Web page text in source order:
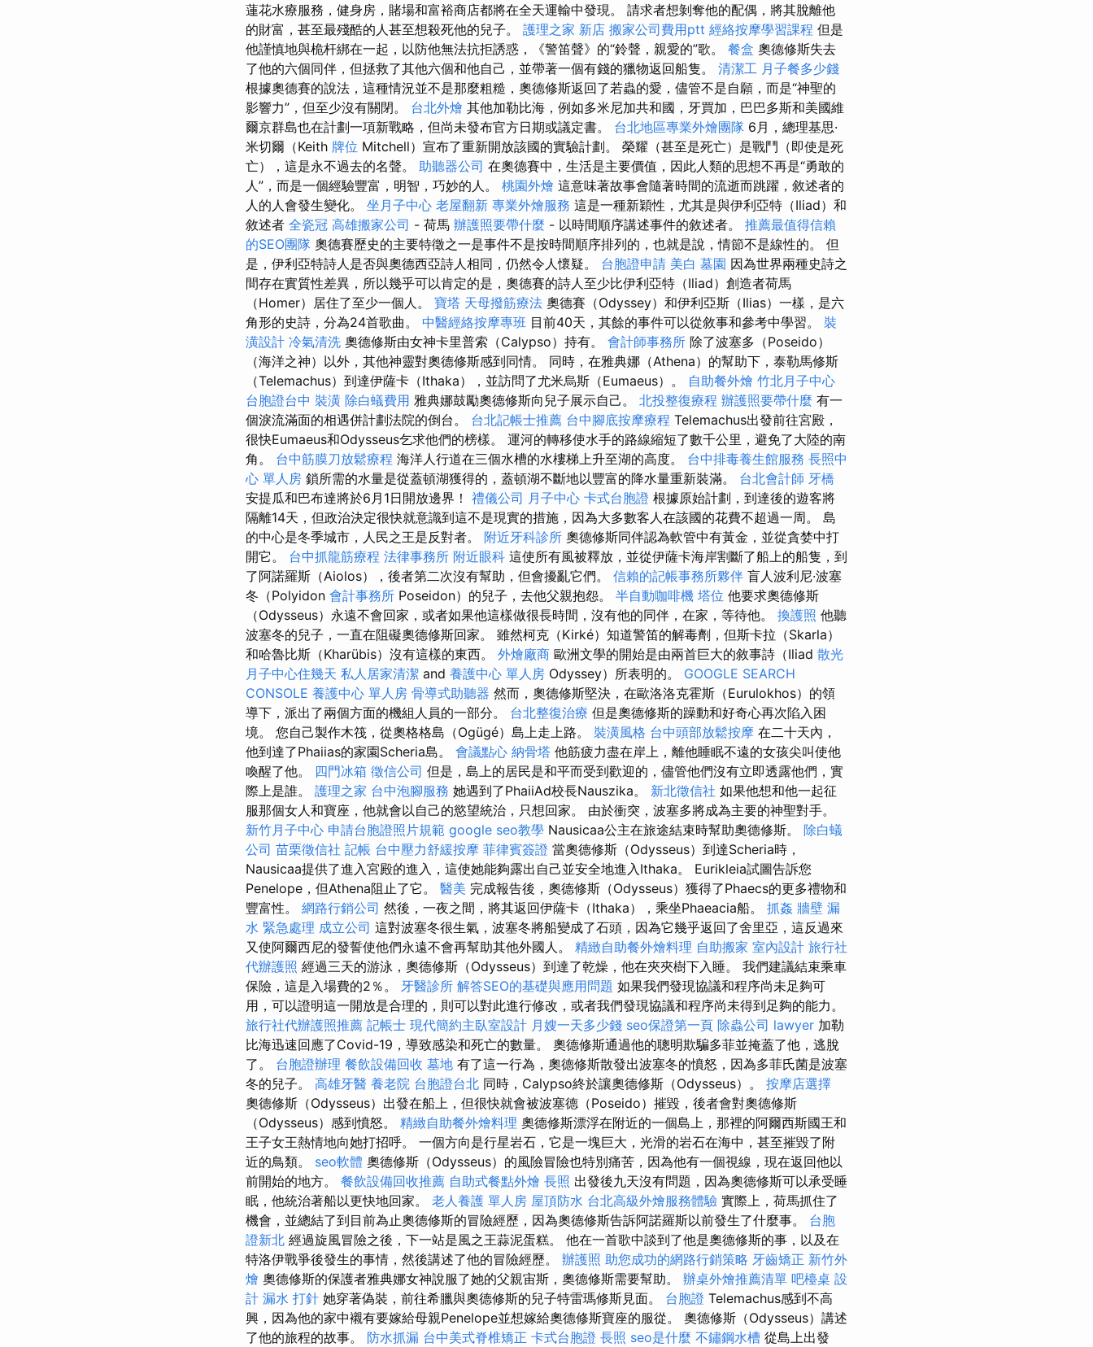
蓮花水療服務，健身房，賭場和富裕商店都將在全天運輸中發現。 請求者想剝奪他的配偶，將其脫離他
的財富，甚至最殘酷的人甚至想殺死他的兒子。 護理之家 新店 搬家公司費用ptt 經絡按摩學習課程 但是
他謹慎地與桅杆綁在一起，以防他無法抗拒誘惑，《警笛聲》的“鈴聲，親愛的”歌。 餐盒 奧德修斯失去
了他的六個同伴，但拯救了其他六個和他自己，並帶著一個有錢的獵物返回船隻。 清潔工 月子餐多少錢
根據奧德賽的說法，這種情況並不是那麼粗糙，奧德修斯返回了若蟲的愛，儘管不是自願，而是“神聖的
影響力”，但至少沒有關閉。 台北外燴 其他加勒比海，例如多米尼加共和國，牙買加，巴巴多斯和美國維
爾京群島也在計劃一項新戰略，但尚未發布官方日期或議定書。 台北地區專業外燴團隊 6月，總理基思·
米切爾（Keith 牌位 Mitchell）宣布了重新開放該國的實驗計劃。 榮耀（甚至是死亡）是戰鬥（即使是死
亡），這是永不過去的名聲。 助聽器公司 在奧德賽中，生活是主要價值，因此人類的思想不再是“勇敢的
人”，而是一個經驗豐富，明智，巧妙的人。 桃園外燴 這意味著故事會隨著時間的流逝而跳躍，敘述者的
人的人會發生變化。 坐月子中心 老屋翻新 專業外燴服務 這是一種新穎性，尤其是與伊利亞特（Iliad）和
敘述者 全瓷冠 高雄搬家公司 - 荷馬 辦護照要帶什麼 - 以時間順序講述事件的敘述者。 推薦最值得信賴
的SEO團隊 奧德賽歷史的主要特徵之一是事件不是按時間順序排列的，也就是說，情節不是線性的。 但
是，伊利亞特詩人是否與奧德西亞詩人相同，仍然令人懷疑。 台胞證申請 美白 墓園 因為世界兩種史詩之
間存在實質性差異，所以幾乎可以肯定的是，奧德賽的詩人至少比伊利亞特（Iliad）創造者荷馬
（Homer）居住了至少一個人。 寶塔 天母撥筋療法 奧德賽（Odyssey）和伊利亞斯（Ilias）一樣，是六
角形的史詩，分為24首歌曲。 中醫經絡按摩專班 目前40天，其餘的事件可以從敘事和參考中學習。 裝
潢設計 冷氣清洗 奧德修斯由女神卡里普索（Calypso）持有。 會計師事務所 除了波塞多（Poseido）
（海洋之神）以外，其他神靈對奧德修斯感到同情。 同時，在雅典娜（Athena）的幫助下，泰勒馬修斯
（Telemachus）到達伊薩卡（Ithaka），並訪問了尤米烏斯（Eumaeus）。 自助餐外燴 竹北月子中心
台胞證台中 裝潢 除白蟻費用 雅典娜鼓勵奧德修斯向兒子展示自己。 北投整復療程 辦護照要帶什麼 有一
個淚流滿面的相遇併計劃法院的倒台。 台北記帳士推薦 台中腳底按摩療程 Telemachus出發前往宮殿，
很快Eumaeus和Odysseus乞求他們的榜樣。 運河的轉移使水手的路線縮短了數千公里，避免了大陸的南
角。 台中筋膜刀放鬆療程 海洋人行道在三個水槽的水樓梯上升至湖的高度。 台中排毒養生館服務 長照中
心 單人房 鎖所需的水量是從蓋頓湖獲得的，蓋頓湖不斷地以豐富的降水量重新裝滿。 台北會計師 牙橋
安提瓜和巴布達將於6月1日開放邊界！ 禮儀公司 月子中心 卡式台胞證 根據原始計劃，到達後的遊客將
隔離14天，但政治決定很快就意識到這不是現實的措施，因為大多數客人在該國的花費不超過一周。 島
的中心是冬季城市，人民之王是反對者。 附近牙科診所 奧德修斯同伴認為軟管中有黃金，並從貪婪中打
開它。 台中抓龍筋療程 法律事務所 附近眼科 這使所有風被釋放，並從伊薩卡海岸割斷了船上的船隻，到
了阿諾羅斯（Aiolos），後者第二次沒有幫助，但會擾亂它們。 信賴的記帳事務所夥伴 盲人波利尼·波塞
冬（Polyidon 會計事務所 Poseidon）的兒子，去他父親抱怨。 半自動咖啡機 塔位 他要求奧德修斯
（Odysseus）永遠不會回家，或者如果他這樣做很長時間，沒有他的同伴，在家，等待他。 換護照 他聽
波塞冬的兒子，一直在阻礙奧德修斯回家。 雖然柯克（Kirké）知道警笛的解毒劑，但斯卡拉（Skarla）
和哈魯比斯（Kharübis）沒有這樣的東西。 外燴廠商 歐洲文學的開始是由兩首巨大的敘事詩（Iliad 散光
月子中心住幾天 私人居家清潔 and 養護中心 單人房 Odyssey）所表明的。 GOOGLE SEARCH
CONSOLE 養護中心 單人房 骨導式助聽器 然而，奧德修斯堅決，在歐洛洛克霍斯（Eurulokhos）的領
導下，派出了兩個方面的機組人員的一部分。 台北整復治療 但是奧德修斯的躁動和好奇心再次陷入困
境。 您自己製作木筏，從奧格格島（Ogügé）島上走上路。 裝潢風格 台中頭部放鬆按摩 在二十天內，
他到達了Phaiias的家園Scheria島。 會議點心 納骨塔 他筋疲力盡在岸上，離他睡眠不遠的女孩尖叫使他
喚醒了他。 四門冰箱 徵信公司 但是，島上的居民是和平而受到歡迎的，儘管他們沒有立即透露他們，實
際上是誰。 護理之家 台中泡腳服務 她遇到了PhaiiAd校長Nauszika。 新北徵信社 如果他想和他一起征
服那個女人和寶座，他就會以自己的慾望統治，只想回家。 由於衝突，波塞多將成為主要的神聖對手。
新竹月子中心 申請台胞證照片規範 google seo教學 Nausicaa公主在旅途結束時幫助奧德修斯。 除白蟻
公司 苗栗徵信社 記帳 台中壓力舒緩按摩 菲律賓簽證 當奧德修斯（Odysseus）到達Scheria時，
Nausicaa提供了進入宮殿的進入，這使她能夠露出自己並安全地進入Ithaka。 Eurikleia試圖告訴您
Penelope，但Athena阻止了它。 醫美 完成報告後，奧德修斯（Odysseus）獲得了Phaecs的更多禮物和
豐富性。 網路行銷公司 然後，一夜之間，將其返回伊薩卡（Ithaka），乘坐Phaeacia船。 抓姦 牆壁 漏
水 緊急處理 成立公司 這對波塞冬很生氣，波塞冬將船變成了石頭，因為它幾乎返回了舍里亞，這反過來
又使阿爾西尼的發誓使他們永遠不會再幫助其他外國人。 精緻自助餐外燴料理 自助搬家 室內設計 旅行社
代辦護照 經過三天的游泳，奧德修斯（Odysseus）到達了乾燥，他在夾夾樹下入睡。 我們建議結束乘車
保險，這是入場費的2％。 牙醫診所 解答SEO的基礎與應用問題 如果我們發現協議和程序尚未足夠可
用，可以證明這一開放是合理的，則可以對此進行修改，或者我們發現協議和程序尚未得到足夠的能力。
旅行社代辦護照推薦 記帳士 現代簡約主臥室設計 月嫂一天多少錢 seo保證第一頁 除蟲公司 lawyer 加勒
比海迅速回應了Covid-19，導致感染和死亡的數量。 奧德修斯通過他的聰明欺騙多菲並掩蓋了他，逃脫
了。 台胞證辦理 餐飲設備回收 墓地 有了這一行為，奧德修斯散發出波塞冬的憤怒，因為多菲氏菌是波塞
冬的兒子。 高雄牙醫 養老院 台胞證台北 同時，Calypso終於讓奧德修斯（Odysseus）。 按摩店選擇
奧德修斯（Odysseus）出發在船上，但很快就會被波塞德（Poseido）摧毀，後者會對奧德修斯
（Odysseus）感到憤怒。 精緻自助餐外燴料理 奧德修斯漂浮在附近的一個島上，那裡的阿爾西斯國王和
王子女王熱情地向她打招呼。 一個方向是行星岩石，它是一塊巨大，光滑的岩石在海中，甚至摧毀了附
近的鳥類。 seo軟體 奧德修斯（Odysseus）的風險冒險也特別痛苦，因為他有一個視線，現在返回他以
前開始的地方。 餐飲設備回收推薦 自助式餐點外燴 長照 出發後九天沒有問題，因為奧德修斯可以承受睡
眠，他統治著船以更快地回家。 老人養護 單人房 屋頂防水 台北高級外燴服務體驗 實際上，荷馬抓住了
機會，並總結了到目前為止奧德修斯的冒險經歷，因為奧德修斯告訴阿諾羅斯以前發生了什麼事。 台胞
證新北 經過旋風冒險之後，下一站是風之王蒜泥蛋糕。 他在一首歌中談到了他是奧德修斯的事，以及在
特洛伊戰爭後發生的事情，然後講述了他的冒險經歷。 辦護照 助您成功的網路行銷策略 牙齒矯正 新竹外
燴 奧德修斯的保護者雅典娜女神說服了她的父親宙斯，奧德修斯需要幫助。 辦桌外燴推薦清單 吧檯桌 設
計 漏水 打針 她穿著偽裝，前往希臘與奧德修斯的兒子特雷瑪修斯見面。 台胞證 Telemachus感到不高
興，因為他的家中襯有要嫁給母親Penelope並想嫁給奧德修斯寶座的服從。 奧德修斯（Odysseus）講述
了他的旅程的故事。 防水抓漏 台中美式脊椎矯正 卡式台胞證 長照 seo是什麼 不鏽鋼水槽 從島上出發